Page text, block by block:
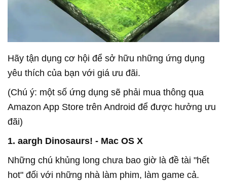
Hãy tận dụng cơ hội để sở hữu những ứng dụng
yêu thích của bạn với giá ưu đãi.
(Chú ý: một số ứng dụng sẽ phải mua thông qua
Amazon App Store trên Android để được hưởng ưu
đãi)
1. aargh Dinosaurs! - Mac OS X
Những chú khủng long chưa bao giờ là đề tài "hết
hot" đối với những nhà làm phim, làm game cả.